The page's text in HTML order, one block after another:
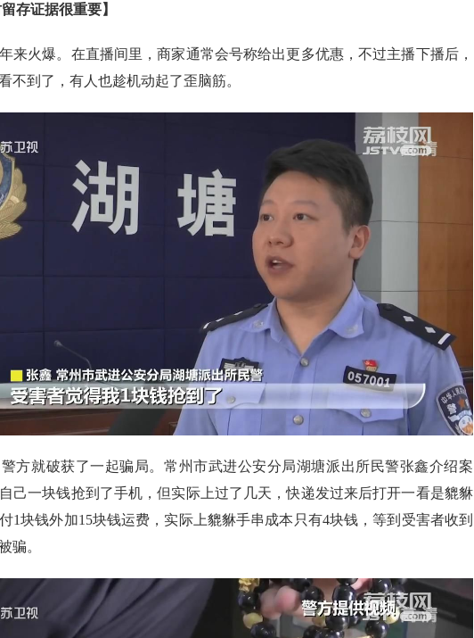
存证据很重要】
火爆。在直播间里，商家通常会号称给出更多优惠，不过主播下播后，
不到了，有人也趁机动起了歪脑筋。
就破获了一起骗局。常州市武进公安分局湖塘派出所民警张鑫介绍案
己一块钱抢到了手机，但实际上过了几天，快递发过来后打开一看是貔貅
1块钱外加15块钱运费，实际上貔貅手串成本只有4块钱，等到受害者收到
骗。